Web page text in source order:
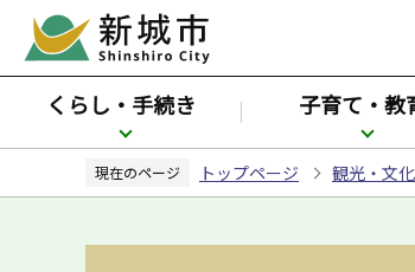
ペ
ジ
先
くらし・手続き 子育て・教
現在のページ トップページ 観光・文